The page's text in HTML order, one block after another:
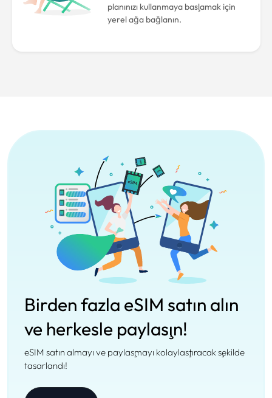
planınızı kullanmaya başlamak için
yerel ağa bağlanın.
Birden fazla eSIM satın alın
ve herkesle paylaşın!
eSIM satın almayı ve paylaşmayı kolaylaştıracak şekilde
tasarlandı!